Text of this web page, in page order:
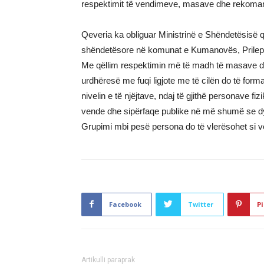
respektimit të vendimeve, masave dhe
Qeveria ka obliguar Ministrinë e Shëndetësisë
shëndetësore në komunat e Kumanovës,
Me qëllim respektimin më të madh të masave
urdhëresë me fuqi ligjote me të cilën do të
nivelin e të njëjtave, ndaj të gjithë personave
vende dhe sipërfaqe publike në më shumë se
Grupimi mbi pesë persona do të vlerësohet si
Facebook Twitter
Artikulli paraprak